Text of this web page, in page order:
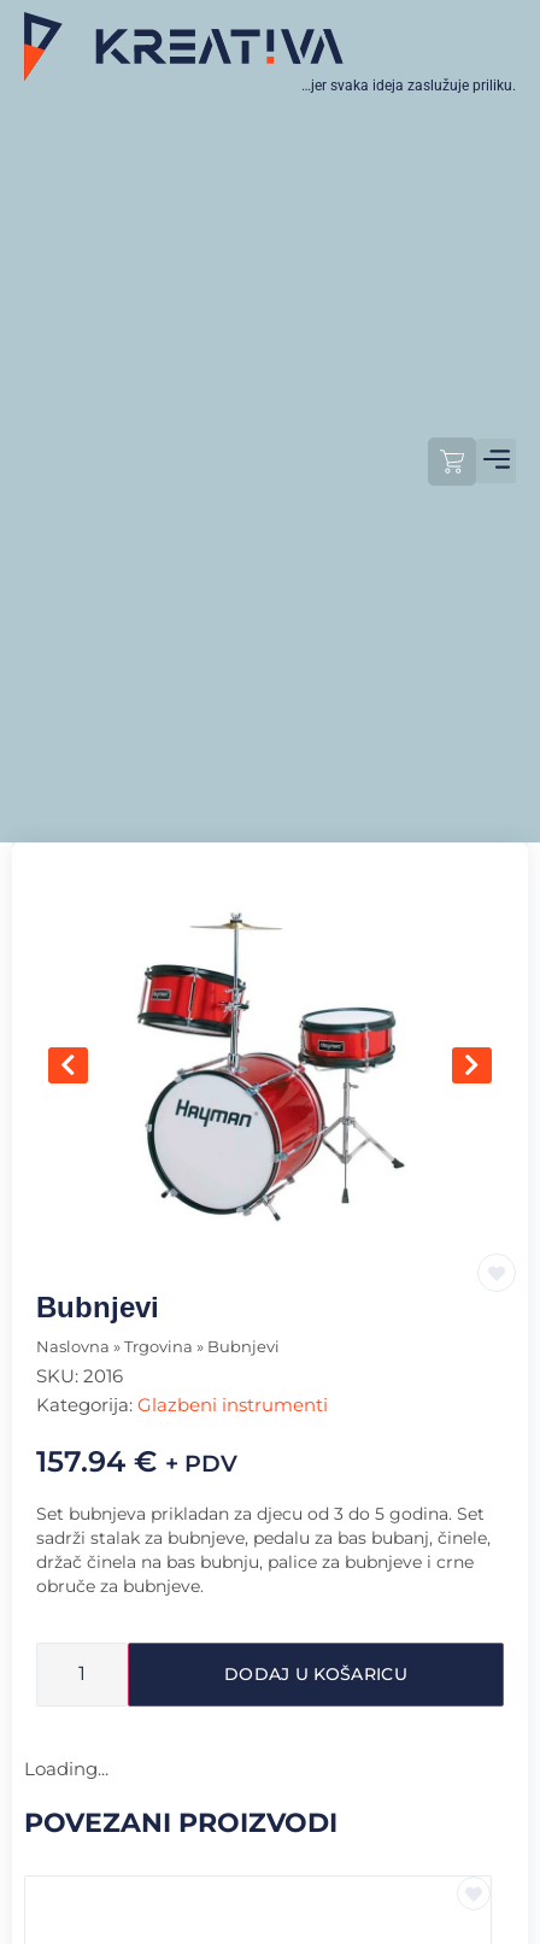
…jer svaka ideja zaslužuje priliku.
Bubnjevi
Naslovna » Trgovina » Bubnjevi
SKU: 2016
Kategorija: Glazbeni instrumenti
157.94 € + PDV
Set bubnjeva prikladan za djecu od 3 do 5 godina. Set
sadrži stalak za bubnjeve, pedalu za bas bubanj, činele,
držač činela na bas bubnju, palice za bubnjeve i crne
obruče za bubnjeve.
DODAJ U KOŠARICU
Loading...
POVEZANI PROIZVODI